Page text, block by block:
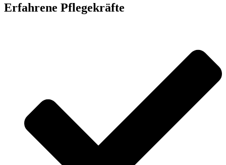
Erfahrene Pflegekräfte